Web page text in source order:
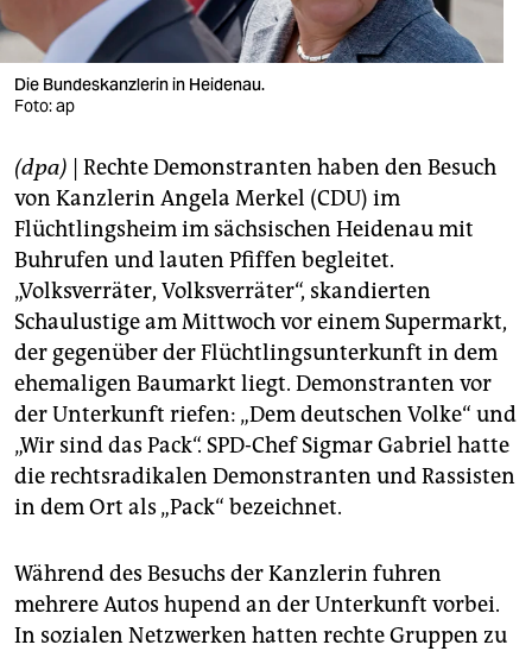
verlag
verlag
veranstaltungen
shop
fragen & hilfe
unterstützen
abo
genossenschaft
epaper login
Die Bundeskanzlerin in Heidenau.
Foto: ap
(dpa) | Rechte Demonstranten haben den Besuch
von Kanzlerin Angela Merkel (CDU) im
Flüchtlingsheim im sächsischen Heidenau mit
Buhrufen und lauten Pfiffen begleitet.
„Volksverräter, Volksverräter“, skandierten
Schaulustige am Mittwoch vor einem Supermarkt,
der gegenüber der Flüchtlingsunterkunft in dem
ehemaligen Baumarkt liegt. Demonstranten vor
der Unterkunft riefen: „Dem deutschen Volke“ und
„Wir sind das Pack“. SPD-Chef Sigmar Gabriel hatte
die rechtsradikalen Demonstranten und Rassisten
in dem Ort als „Pack“ bezeichnet.
Während des Besuchs der Kanzlerin fuhren
mehrere Autos hupend an der Unterkunft vorbei.
In sozialen Netzwerken hatten rechte Gruppen zu